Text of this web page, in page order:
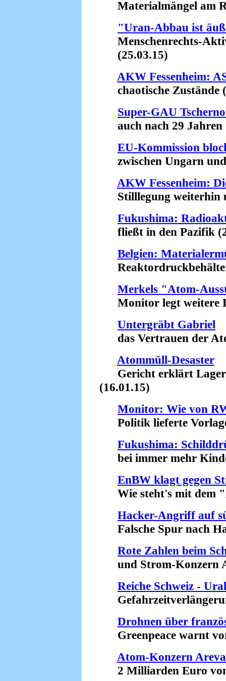
Materialmängel am
"Uran-Abbau ist
Menschenrechts-
(25.03.15)
AKW Fessenheim:
chaotische Zustände
Super-GAU
auch nach 29 Jahren
EU-Kommission
zwischen Ungarn und
AKW Fessenheim:
Stilllegung weiterhin
Fukushima:
fließt in den Pazifik
Belgien:
Merkels "Atom-
Monitor legt weitere
Untergräbt Gabriel
das Vertrauen der
Atommüll-Desaster
Gericht erklärt Lager
(16.01.15)
Monitor: Wie von
Politik lieferte
Fukushima:
bei immer mehr
EnBW klagt gegen
Wie steht's mit dem
Hacker-Angriff auf
Falsche Spur nach
Rote Zahlen beim
und Strom-Konzern
Reiche Schweiz -
Drohnen über
Greenpeace warnt
Atom-Konzern
2 Milliarden Euro von